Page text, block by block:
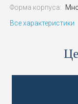
Форма корпуса:
Все характеристики